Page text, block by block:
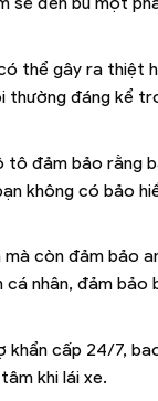
thể gây ra thiệt
thường đáng kể
tô đảm bảo rằng
không có bảo
còn đảm bảo
nhân, đảm bảo
khẩn cấp 24/7,
khi lái xe.